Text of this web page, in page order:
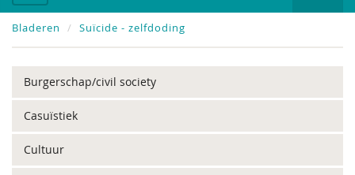
Bladeren Suïcide - zelfdoding
Burgerschap/civil society
Casuïstiek
Cultuur